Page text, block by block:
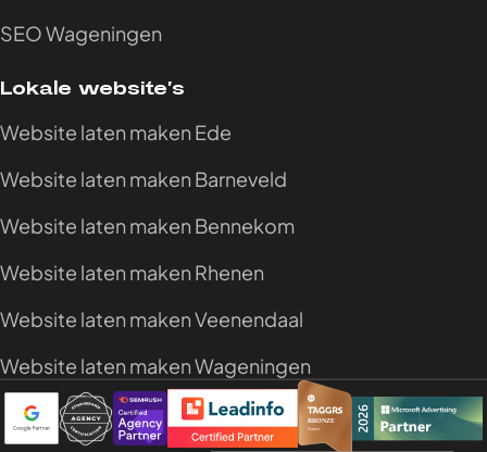
SEO Wageningen
Lokale website’s
Website laten maken Ede
Website laten maken Barneveld
Website laten maken Bennekom
Website laten maken Rhenen
Website laten maken Veenendaal
Website laten maken Wageningen